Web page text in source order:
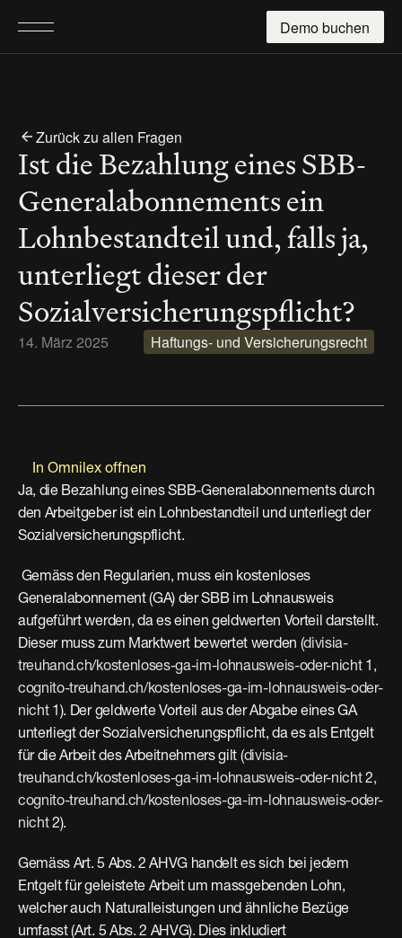
Zurück zu allen Fragen
Ist die Bezahlung eines SBB-
Generalabonnements ein
Lohnbestandteil und, falls ja,
unterliegt dieser der
Sozialversicherungspflicht?
14. März 2025 Haftungs- und Versicherungsrecht
In Omnilex offnen
Ja, die Bezahlung eines SBB-Generalabonnements durch
den Arbeitgeber ist ein Lohnbestandteil und unterliegt der
Sozialversicherungspflicht.
Generalabonnement (GA) der SBB im Lohnausweis
aufgeführt werden, da es einen geldwerten Vorteil darstellt.
Dieser muss zum Marktwert bewertet werden (divisia-
treuhand.ch/kostenloses-ga-im-lohnausweis-oder-nicht
cognito-treuhand.ch/kostenloses-ga-im-lohnausweis-oder-
nicht 1). Der geldwerte Vorteil aus der Abgabe eines GA
unterliegt der Sozialversicherungspflicht, da es als Entgelt
für die Arbeit des Arbeitnehmers gilt (divisia-
treuhand.ch/kostenloses-ga-im-lohnausweis-oder-nicht
cognito-treuhand.ch/kostenloses-ga-im-lohnausweis-oder-
nicht 2).
Gemäss Art. 5 Abs. 2 AHVG handelt es sich bei jedem
Entgelt für geleistete Arbeit um massgebenden Lohn,
welcher auch Naturalleistungen und ähnliche Bezüge
umfasst (Art. 5 Abs. 2 AHVG). Dies inkludiert
Demo buchen